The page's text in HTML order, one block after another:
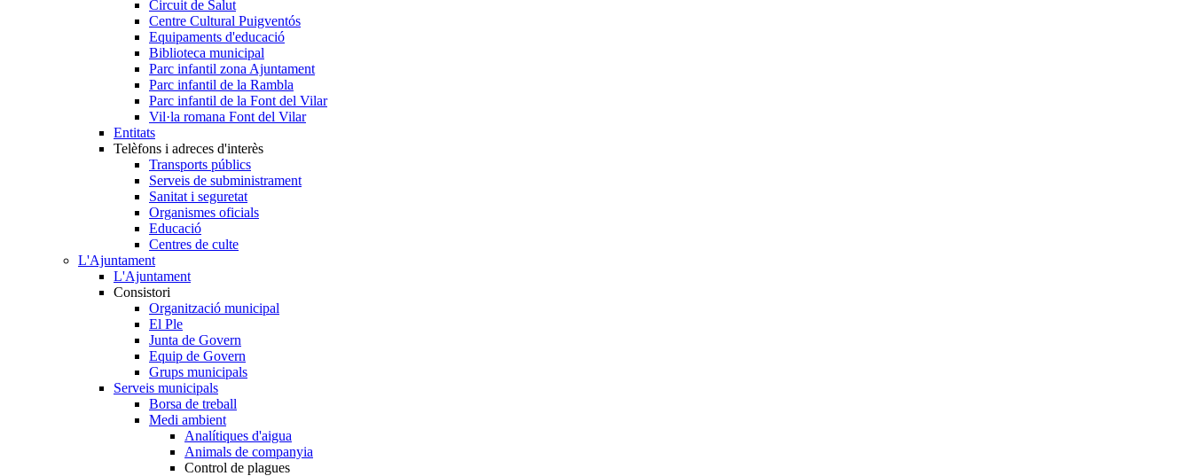
Circuit de Salut
Centre Cultural Puigventós
Equipaments d'educació
Biblioteca municipal
Parc infantil zona Ajuntament
Parc infantil de la Rambla
Parc infantil de la Font del Vilar
Vil·la romana Font del Vilar
Entitats
Telèfons i adreces d'interès
Transports públics
Serveis de subministrament
Sanitat i seguretat
Organismes oficials
Educació
Centres de culte
L'Ajuntament
L'Ajuntament
Consistori
Organització municipal
El Ple
Junta de Govern
Equip de Govern
Grups municipals
Serveis municipals
Borsa de treball
Medi ambient
Analítiques d'aigua
Animals de companyia
Control de plagues